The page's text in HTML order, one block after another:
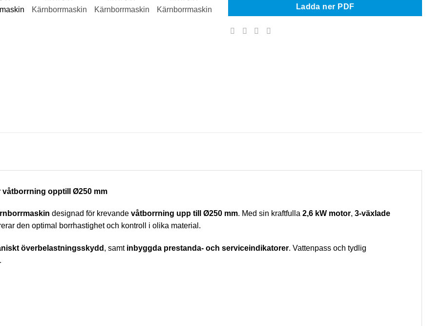
Ladda ner PDF
opptill Ø250 mm
designad för krevande våtborrning upp till Ø250 mm. Med sin kraftfulla 2,6 kW motor, 3-växlade
den optimal borrhastighet och kontroll i olika material.
överbelastningsskydd , samt inbyggda prestanda- och serviceindikatorer. Vattenpass och tydlig